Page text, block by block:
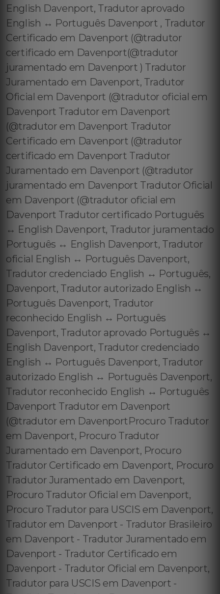
English Davenport, Tradutor aprovado
English ↔️ Português Davenport , Tradutor
Certificado em Davenport (@tradutor
certificado em Davenport(@tradutor
juramentado em Davenport ) Tradutor
Juramentado em Davenport, Tradutor
Oficial em Davenport (@tradutor oficial em
Davenport Tradutor em Davenport
(@tradutor em Davenport Tradutor
Certificado em Davenport (@tradutor
certificado em Davenport Tradutor
Juramentado em Davenport (@tradutor
juramentado em Davenport Tradutor Oficial
em Davenport (@tradutor oficial em
Davenport Tradutor certificado Português
↔️ English Davenport, Tradutor juramentado
Português ↔️ English Davenport, Tradutor
oficial English ↔️ Português Davenport,
Tradutor credenciado English ↔️ Português,
Davenport, Tradutor autorizado English ↔️
Português Davenport, Tradutor
reconhecido English ↔️ Português
Davenport, Tradutor aprovado Português ↔️
English Davenport, Tradutor credenciado
English ↔️ Português Davenport, Tradutor
autorizado English ↔️ Português Davenport,
Tradutor reconhecido English ↔️ Português
Davenport Tradutor em Davenport
(@tradutor em DavenportProcuro Tradutor
em Davenport, Procuro Tradutor
Juramentado em Davenport, Procuro
Tradutor Certificado em Davenport, Procuro
Tradutor Juramentado em Davenport,
Procuro Tradutor Oficial em Davenport,
Procuro Tradutor para USCIS em Davenport,
Tradutor em Davenport - Tradutor Brasileiro
em Davenport - Tradutor Juramentado em
Davenport - Tradutor Certificado em
Davenport - Tradutor Oficial em Davenport,
Tradutor para USCIS em Davenport -